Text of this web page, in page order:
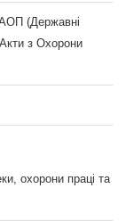
(Державні
з Охорони
охорони праці та